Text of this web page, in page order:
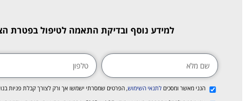
למידע נוסף ובדיקת התאמה לטיפול בפטרת
הנני מאשר ומסכים לתנאי השימוש, הפרטים שמסרתי ישמשו אך ורק לצורך קבלת פניות